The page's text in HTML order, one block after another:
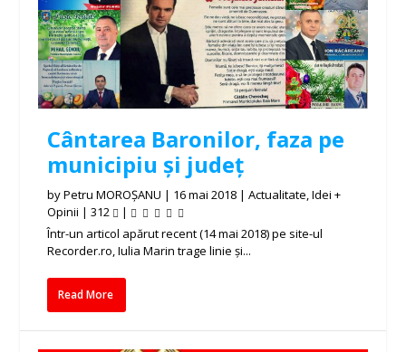
Cântarea Baronilor, faza pe
municipiu și județ
byPetru MOROȘANU | 16 mai 2018 |Actualitate,Idei +
Opinii |312
|
Într-un articol apărut recent (14 mai 2018) pe site-ul
Recorder.ro, Iulia Marin trage linie și...
Read More